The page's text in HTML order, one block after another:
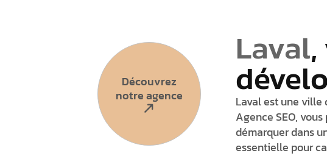
Découvrez
notre agence
Laval
Laval est une ville
Agence SEO,
démarquer dans
essentielle pour